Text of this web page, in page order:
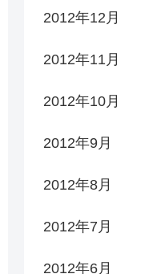
2012年12月
2012年11月
2012年10月
2012年9月
2012年8月
2012年7月
2012年6月